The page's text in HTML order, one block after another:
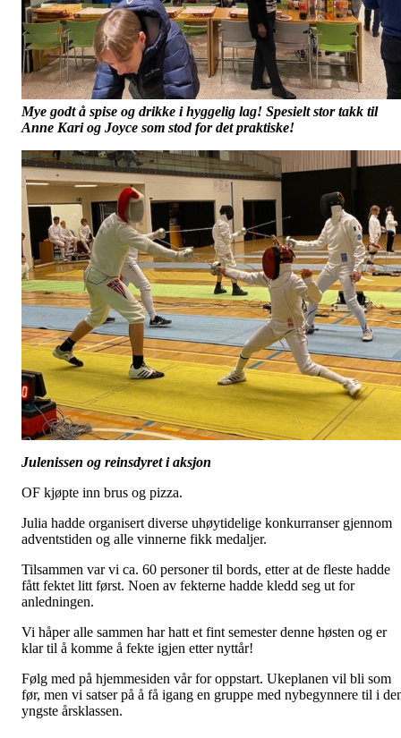
Mye godt å spise og drikke i hyggelig lag! Spesielt stor takk til
Anne Kari og Joyce som stod for det praktiske!
Julenissen og reinsdyret i aksjon
OF kjøpte inn brus og pizza.
Julia hadde organisert diverse uhøytidelige konkurranser gjennom
adventstiden og alle vinnerne fikk medaljer.
Tilsammen var vi ca. 60 personer til bords, etter at de fleste hadde
fått fektet litt først. Noen av fekterne hadde kledd seg ut for
anledningen.
Vi håper alle sammen har hatt et fint semester denne høsten og er
klar til å komme å fekte igjen etter nyttår!
Følg med på hjemmesiden vår for oppstart. Ukeplanen vil bli som
før, men vi satser på å få igang en gruppe med nybegynnere til i
yngste årsklassen.